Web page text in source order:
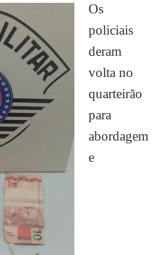
Os
policiais
deram
volta no
quarteirão
para
abordagem
e